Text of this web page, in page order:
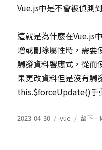
Vue.js中是不會被偵測
這就是為什麼在Vue.js
增或刪除屬性時，需
觸發資料響應式，從而
果更改資料但是沒有觸
this.$forceUpdate()手
發
2023-04-30
分
vue 留下一